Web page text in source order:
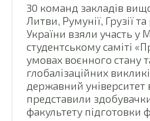
30 команд закладів
Литви, Румунії, Грузії та
України взяли участь
студентському саміті
умовах воєнного стану
глобалізаційних
державний університет
представили
факультету підготовки